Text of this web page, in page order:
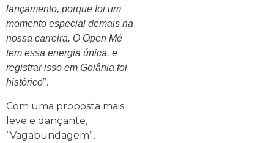
lançamento, porque foi um
momento especial demais na
nossa carreira. O Open Mé
tem essa energia única, e
registrar isso em Goiânia foi
histórico”.
Com uma proposta mais
leve e dançante,
“Vagabundagem”,